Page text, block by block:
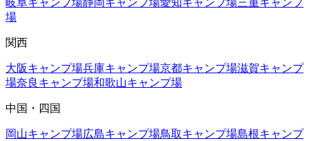
岐阜キャンプ場静岡 キャンプ場愛知 キャンプ場三重キャンプ
場
関西
大阪キャンプ場兵庫キャンプ場京都キャンプ場滋賀キャンプ
場奈良 キャンプ場和歌山キャンプ場
中国・四国
岡山キャンプ場広島キャンプ場鳥取キャンプ場島根キャンプ